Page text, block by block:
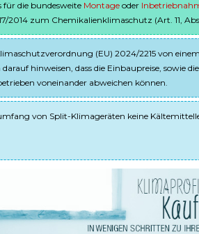
die bundesweite Montage oder
2014 zum Chemikalienklimaschutz (Art. 11,
(EU) 2024/2215 von
hinweisen, dass die Einbaupreise, sowie
voneinander abweichen können.
von Split-Klimageräten keine